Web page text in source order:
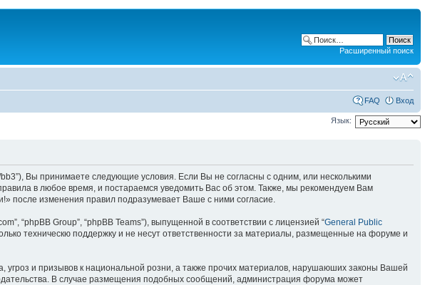
Расширенный поиск
FAQ Вход
Язык:
Вы принимаете следующие условия. Если Вы не согласны с одним, или несколькими
в любое время, и постараемся уведомить Вас об этом. Также, мы рекомендуем Вам
после изменения правил подразумевает Ваше с ними согласие.
“phpBB Group”, “phpBB Teams”), выпущенной в соответствии с лицензией “General Public
техническю поддержку и не несут ответственности за материалы, размещенные на форуме и
угроз и призывов к национальной розни, а также прочих материалов, нарушаюших законы Вашей
В случае размещения подобных сообщений, администрация форума может